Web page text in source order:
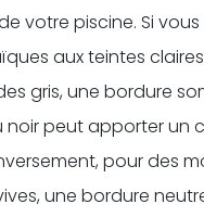
votre piscine. Si
aux teintes
gris, une bordure
noir peut apporter un
pour des
une bordure